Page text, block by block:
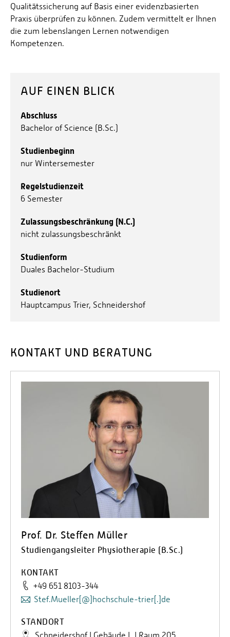
Qualitätssicherung auf Basis einer evidenzbasierten
Praxis überprüfen zu können. Zudem vermittelt er Ihnen
die zum lebenslangen Lernen notwendigen
Kompetenzen.
AUF EINEN BLICK
Abschluss
Bachelor of Science (B.Sc.)
Studienbeginn
nur Wintersemester
Regelstudienzeit
6 Semester
Zulassungsbeschränkung (N.C.)
nicht zulassungsbeschränkt
Studienform
Duales Bachelor-Studium
Studienort
Hauptcampus Trier, Schneidershof
KONTAKT UND BERATUNG
Prof. Dr. Steffen Müller
Studiengangsleiter Physiotherapie (B.Sc.)
KONTAKT
+49 651 8103-344
Stef.Mueller[@]hochschule-trier[.]de
STANDORT